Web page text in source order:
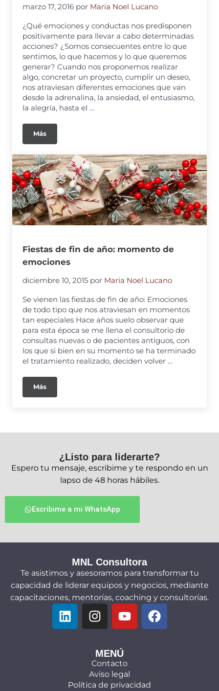
marzo 17, 2016 por Maria Noel Lucano
¿Qué emociones y conductas nos predisponen
positivamente para llevar a cabo determinadas
acciones? ¿Somos consecuentes entre lo que
sentimos, lo que hacemos y lo que queremos
generar? Cuando nos proponemos realizar
algo, concretar un proyecto, cumplir un deseo,
nos atraviesan diferentes emociones que van
desde la adrenalina, la ansiedad, el entusiasmo,
la alegría, hasta el …
Más
Fiestas de fin de año: momento de
emociones
diciembre 10, 2015 por Maria Noel Lucano
Se vienen las fiestas de fin de año: Emociones
de todo tipo que nos atraviesan en momentos
tan especiales Hace años suelo observar que
para esta época se me llena el consultorio de
consultas nuevas o de pacientes antiguos, con
los que si bien en su momento se ha terminado
el tratamiento realizado, deciden volver …
Más
¿Listo para liderarte?
Espero tu mensaje, escribime y te respondo en un
lapso de 48 horas hábiles.
Escribime a mi WhatsApp
MNL Consultora
Te asistimos y asesoramos para transformar tu
capacidad de liderar equipos y negocios, mediante
capacitaciones, mentorías, coaching y consultorías.
MENÚ
Contacto
Aviso legal
Política de privacidad